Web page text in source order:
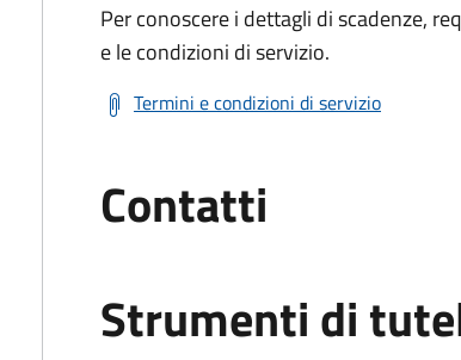
Per conoscere i dettagli di scadenze,
e le condizioni di servizio.
Termini e condizioni di servizio
Contatti
Strumenti di